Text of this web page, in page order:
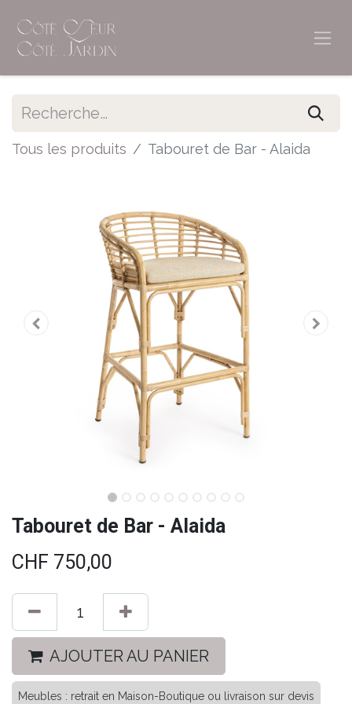
Tous les produits Tabouret de Bar - Alaida
Tabouret de Bar - Alaida
CHF 750,00
AJOUTER AU PANIER
Meubles : retrait en Maison-Boutique ou livraison sur devis